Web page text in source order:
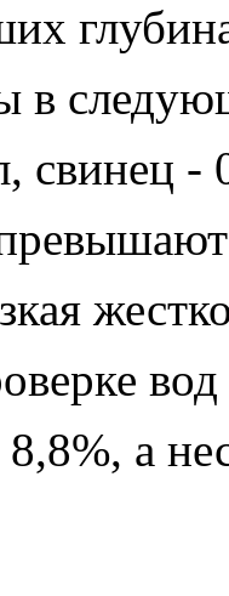
в
свинец -
8,8%, а